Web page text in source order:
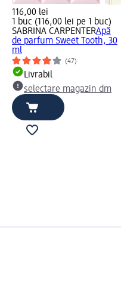
116,00 lei
1 buc (116,00 lei pe 1 buc)
SABRINA CARPENTERApă
de parfum Sweet Tooth, 30
ml
(47)
Livrabil
selectare magazin dm